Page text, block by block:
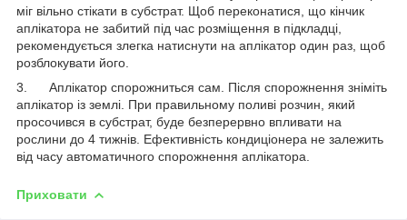
міг вільно стікати в субстрат. Щоб переконатися, що кінчик
аплікатора не забитий під час розміщення в підкладці,
рекомендується злегка натиснути на аплікатор один раз, щоб
розблокувати його.
3. Аплікатор спорожниться сам. Після спорожнення зніміть
аплікатор із землі. При правильному поливі розчин, який
просочився в субстрат, буде безперервно впливати на
рослини до 4 тижнів. Ефективність кондиціонера не залежить
від часу автоматичного спорожнення аплікатора.
Приховати